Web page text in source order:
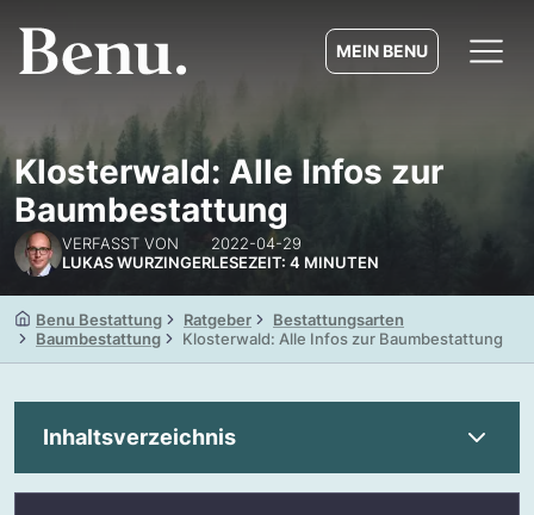
MEIN BENU
Klosterwald: Alle Infos zur
Baumbestattung
VERFASST VON
LUKAS WURZINGER
2022-04-29
LESEZEIT: 4 MINUTEN
Benu Bestattung Ratgeber
Bestattungsarten
Baumbestattung
Klosterwald: Alle Infos zur Baumbestattung
Inhaltsverzeichnis